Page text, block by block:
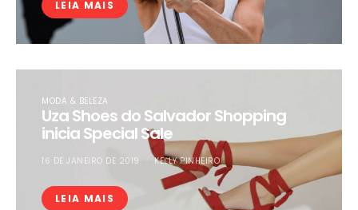
LEIA MAIS
MODA & BELEZA
Uza Shoes do Salvador Shopping
inicia Special Sale
16 DE JANEIRO DE 2019 KELLY PINHEIRO
LEIA MAIS